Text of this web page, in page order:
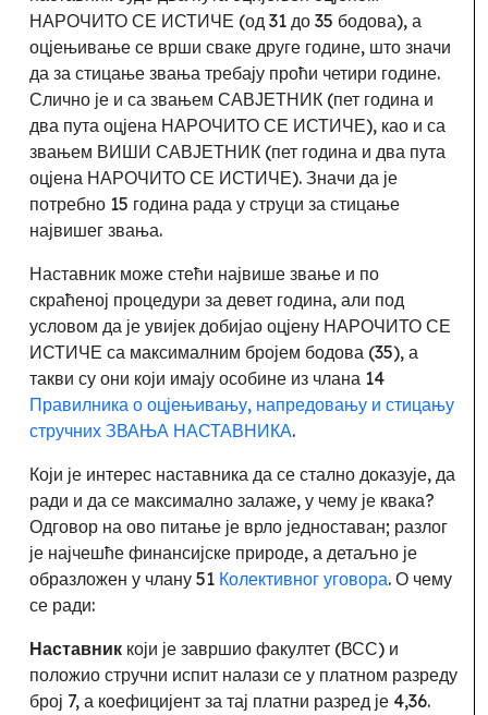
НАРОЧИТО СЕ ИСТИЧЕ (од 31 до 35 бодова), а
оцјењивање се врши сваке друге године, што значи
да за стицање звања требају проћи четири године.
Слично је и са звањем САВЈЕТНИК (пет година и
два пута оцјена НАРОЧИТО СЕ ИСТИЧЕ), као и са
звањем ВИШИ САВЈЕТНИК (пет година и два пута
оцјена НАРОЧИТО СЕ ИСТИЧЕ). Значи да је
потребно 15 година рада у струци за стицање
највишег звања.
Наставник може стећи највише звање и по
скраћеној процедури за девет година, али под
условом да је увијек добијао оцјену НАРОЧИТО СЕ
ИСТИЧЕ са максималним бројем бодова (35), а
такви су они који имају особине из члана 14
Правилника о оцјењивању, напредовању и стицању
стручних ЗВАЊА НАСТАВНИКА.
Који је интерес наставника да се стално доказује, да
ради и да се максимално залаже, у чему је квака?
Одговор на ово питање је врло једноставан; разлог
је најчешће финансијске природе, а детаљно је
образложен у члану 51 Колективног уговора. О чему
се ради:
Наставник који је завршио факултет (ВСС) и
положио стручни испит налази се у платном разреду
број 7, а коефицијент за тај платни разред је 4,36.